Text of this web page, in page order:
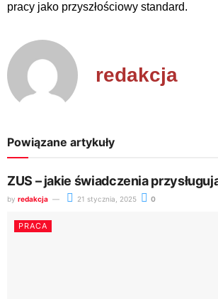
pracy jako przyszłościowy standard.
redakcja
Powiązane artykuły
ZUS – jakie świadczenia
by redakcja 21 stycznia, 2025 0
PRACA